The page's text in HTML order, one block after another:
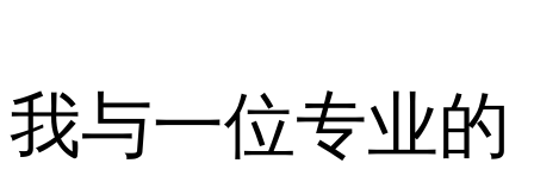
我与一位专业的